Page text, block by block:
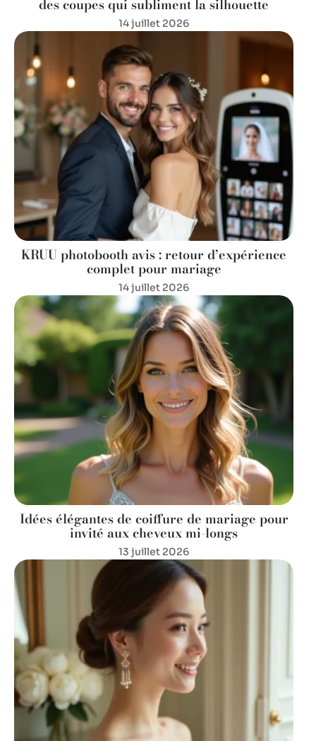
des coupes qui subliment la silhouette
14 juillet 2026
KRUU photobooth avis : retour d’expérience
complet pour mariage
14 juillet 2026
Idées élégantes de coiffure de mariage pour
invité aux cheveux mi-longs
13 juillet 2026